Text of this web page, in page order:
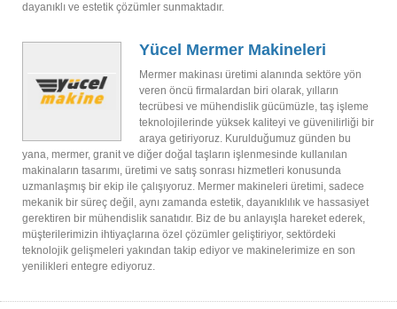
dayanıklı ve estetik çözümler sunmaktadır.
Yücel Mermer Makineleri
Mermer makinası üretimi alanında sektöre yön
veren öncü firmalardan biri olarak, yılların
tecrübesi ve mühendislik gücümüzle, taş işleme
teknolojilerinde yüksek kaliteyi ve güvenilirliği bir
araya getiriyoruz. Kurulduğumuz günden bu
yana, mermer, granit ve diğer doğal taşların işlenmesinde kullanılan
makinaların tasarımı, üretimi ve satış sonrası hizmetleri konusunda
uzmanlaşmış bir ekip ile çalışıyoruz. Mermer makineleri üretimi, sadece
mekanik bir süreç değil, aynı zamanda estetik, dayanıklılık ve hassasiyet
gerektiren bir mühendislik sanatıdır. Biz de bu anlayışla hareket ederek,
müşterilerimizin ihtiyaçlarına özel çözümler geliştiriyor, sektördeki
teknolojik gelişmeleri yakından takip ediyor ve makinelerimize en son
yenilikleri entegre ediyoruz.